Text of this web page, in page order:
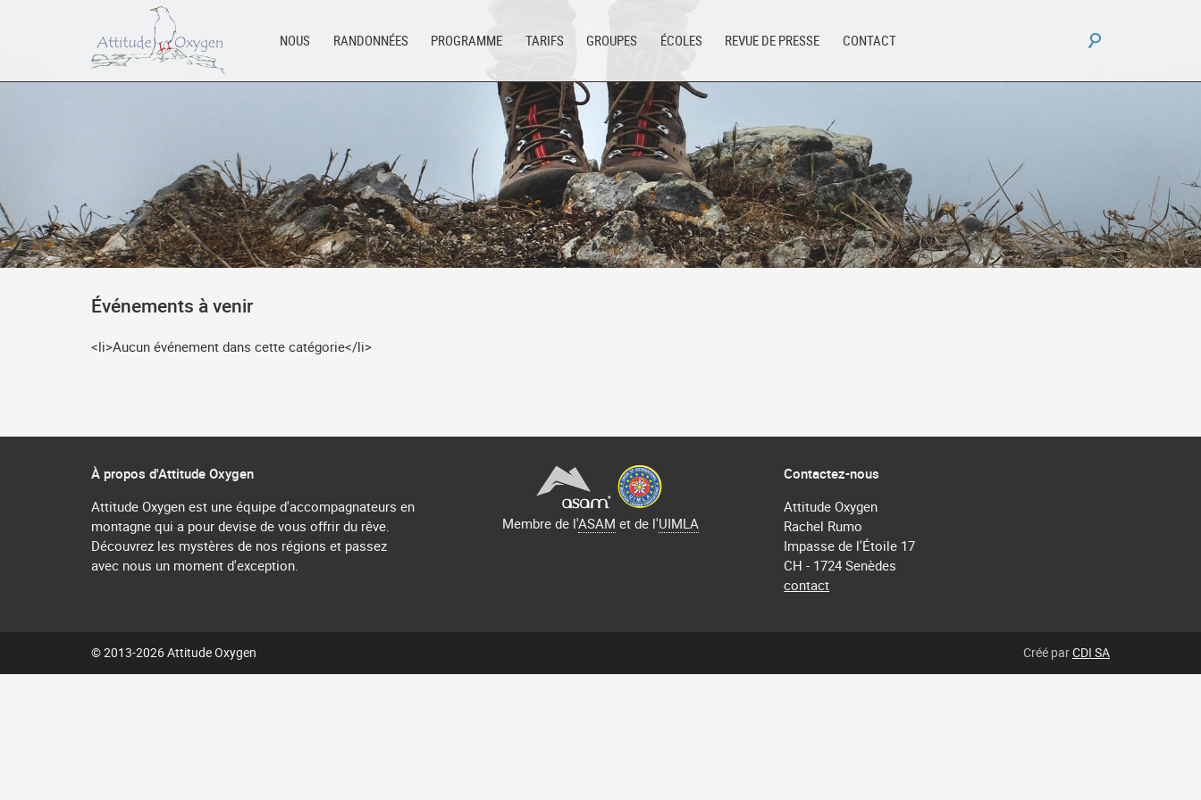
NOUS RANDONNÉES PROGRAMME TARIFS GROUPES ÉCOLES REVUE DE PRESSE CONTACT Rechercher :
Événements à venir
<li>Aucun événement dans cette catégorie</li>
À propos d'Attitude Oxygen
Attitude Oxygen est une équipe d'accompagnateurs en
montagne qui a pour devise de vous offrir du rêve.
Découvrez les mystères de nos régions et passez
avec nous un moment d'exception.
Membre de l'ASAM et de l'UIMLA
Contactez-nous
Attitude Oxygen
Rachel Rumo
Impasse de l'Étoile 17
CH - 1724 Senèdes
contact
© 2013-2026 Attitude Oxygen Créé parCDI SA